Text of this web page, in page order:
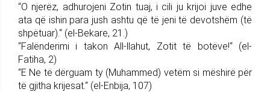
“O njerëz, adhurojeni Zotin tuaj, i cili ju krijoi juve edhe
ata që ishin para jush ashtu që të jeni të devotshëm (të
shpëtuar).“ (el-Bekare, 21.)
“Falënderimi i takon All-llahut, Zotit të botëve!“ (el-
Fatiha, 2)
“E Ne të dërguam ty (Muhammed) vetëm si mëshirë për
të gjitha krijesat.“ (el-Enbija, 107)